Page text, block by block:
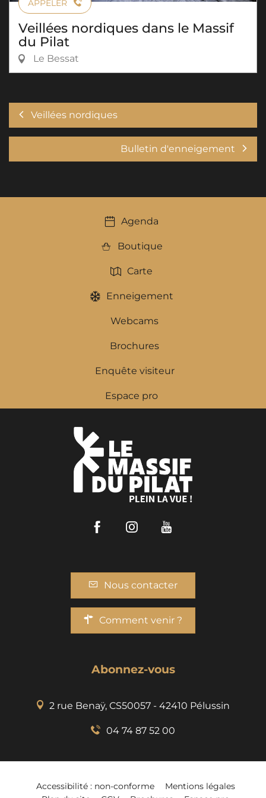
APPELER
Veillées nordiques dans le Massif
du Pilat
Le Bessat
Veillées nordiques
Bulletin d'enneigement
Agenda
Boutique
Carte
Enneigement
Webcams
Brochures
Enquête visiteur
Espace pro
FacebookInstagram
Nous contacter
Comment venir ?
Abonnez-vous
2 rue Benaÿ, CS50057 - 42410 Pélussin
04 74 87 52 00
Accessibilité : non-conforme
Mentions légales